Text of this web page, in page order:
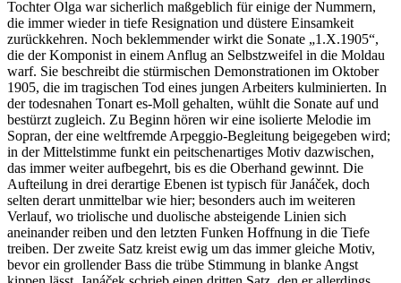
Tochter Olga war sicherlich maßgeblich für einige der Nummern,
die immer wieder in tiefe Resignation und düstere Einsamkeit
zurückkehren. Noch beklemmender wirkt die Sonate „1.X.1905“,
die der Komponist in einem Anflug an Selbstzweifel in die Moldau
warf. Sie beschreibt die stürmischen Demonstrationen im Oktober
1905, die im tragischen Tod eines jungen Arbeiters kulminierten. In
der todesnahen Tonart es-Moll gehalten, wühlt die Sonate auf und
bestürzt zugleich. Zu Beginn hören wir eine isolierte Melodie im
Sopran, der eine weltfremde Arpeggio-Begleitung beigegeben wird;
in der Mittelstimme funkt ein peitschenartiges Motiv dazwischen,
das immer weiter aufbegehrt, bis es die Oberhand gewinnt. Die
Aufteilung in drei derartige Ebenen ist typisch für Janáček, doch
selten derart unmittelbar wie hier; besonders auch im weiteren
Verlauf, wo triolische und duolische absteigende Linien sich
aneinander reiben und den letzten Funken Hoffnung in die Tiefe
treiben. Der zweite Satz kreist ewig um das immer gleiche Motiv,
bevor ein grollender Bass die trübe Stimmung in blanke Angst